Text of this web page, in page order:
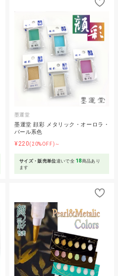
墨運堂
墨運堂 顔彩 メタリック・オーロラ・
パール系色
¥220(20%OFF)～
サイズ・販売単位違いで全 18商品あり
ます